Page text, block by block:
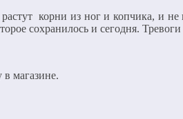
корни из ног и копчика, и
сохранилось и сегодня.
магазине.